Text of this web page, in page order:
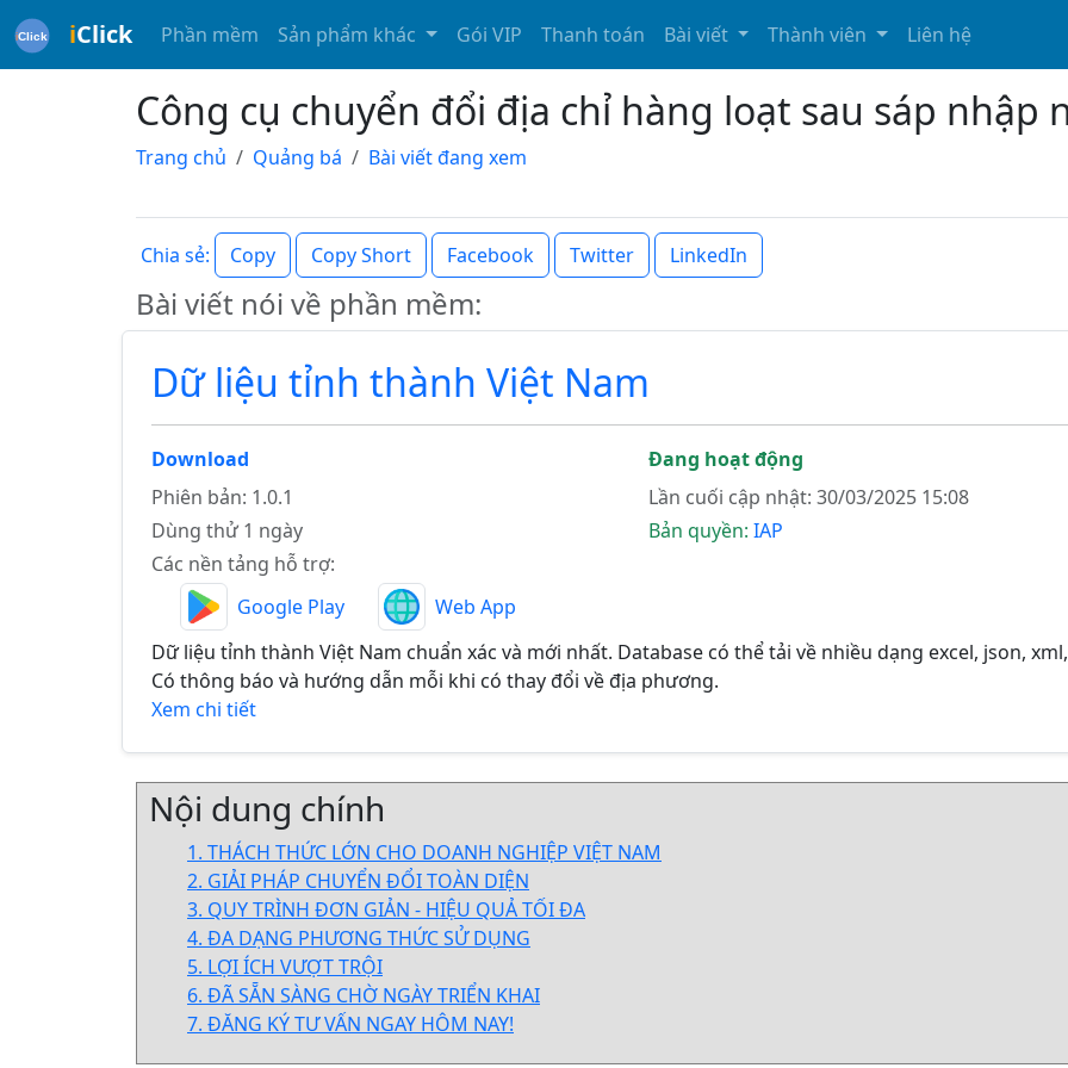
iClick Phần mềm Sản phẩm khác Gói VIP Thanh toán Bài viết Thành viên Liên hệ
Công cụ chuyển đổi địa chỉ hàng loạt sau sáp nhập
Trang chủ Quảng bá Bài viết đang xem
Chia sẻ: Copy Copy Short Facebook Twitter LinkedIn
Bài viết nói về phần mềm:
Dữ liệu tỉnh thành Việt Nam
Download
Đang hoạt động
Phiên bản: 1.0.1
Lần cuối cập nhật: 30/03/2025 15:08
Dùng thử 1 ngày
Bản quyền: IAP
Các nền tảng hỗ trợ:
Google Play
Web App
Dữ liệu tỉnh thành Việt Nam chuẩn xác và mới nhất. Database có thể tải về nhiều dạng excel, json,
Có thông báo và hướng dẫn mỗi khi có thay đổi về địa phương.
Xem chi tiết
Nội dung chính
1. THÁCH THỨC LỚN CHO DOANH NGHIỆP VIỆT NAM
2. GIẢI PHÁP CHUYỂN ĐỔI TOÀN DIỆN
3. QUY TRÌNH ĐƠN GIẢN - HIỆU QUẢ TỐI ĐA
4. ĐA DẠNG PHƯƠNG THỨC SỬ DỤNG
5. LỢI ÍCH VƯỢT TRỘI
6. ĐÃ SẴN SÀNG CHỜ NGÀY TRIỂN KHAI
7. ĐĂNG KÝ TƯ VẤN NGAY HÔM NAY!